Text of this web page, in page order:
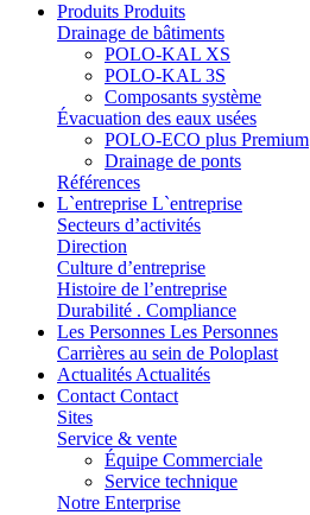
Produits Produits
Drainage de bâtiments
POLO-KAL XS
POLO-KAL 3S
Composants système
Évacuation des eaux usées
POLO-ECO plus Premium
Drainage de ponts
Références
L`entreprise L`entreprise
Secteurs d’activités
Direction
Culture d’entreprise
Histoire de l’entreprise
Durabilité . Compliance
Les Personnes Les Personnes
Carrières au sein de Poloplast
Actualités Actualités
Contact Contact
Sites
Service & vente
Équipe Commerciale
Service technique
Notre Enterprise